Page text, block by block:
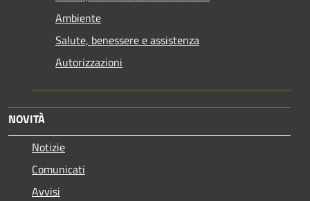
Ambiente
Salute, benessere e assistenza
Autorizzazioni
NOVITÀ
Notizie
Comunicati
Avvisi